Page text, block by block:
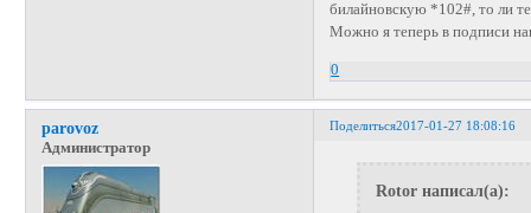
билайновскую *102#, то ли
Можно я теперь в подписи
0
Поделиться2017-01-27 18:08:16
parovoz
Администратор
Rotor написал(а):